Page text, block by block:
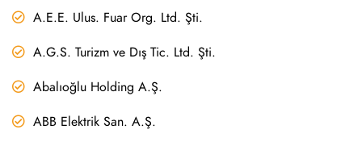
A.E.E. Ulus. Fuar Org. Ltd. Şti.
A.G.S. Turizm ve Dış Tic. Ltd. Şti.
Abalıoğlu Holding A.Ş.
ABB Elektrik San. A.Ş.